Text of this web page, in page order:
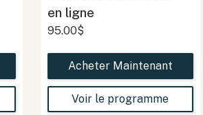
en ligne
95.00$
Acheter Maintenant
Voir le programme